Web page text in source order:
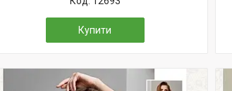
Купити